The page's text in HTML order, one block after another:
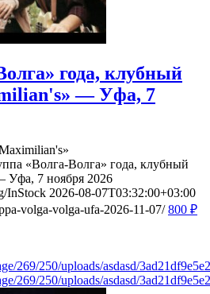
года, клубный
— Уфа, 7
«Волга-Волга» года, клубный
Уфа, 7 ноября 2026
InStock 2026-08-07T03:32:00+03:00
volga-volga-ufa-2026-11-07/ 800 ₽
269/250/uploads/asdasd/
269/250/uploads/asdasd/